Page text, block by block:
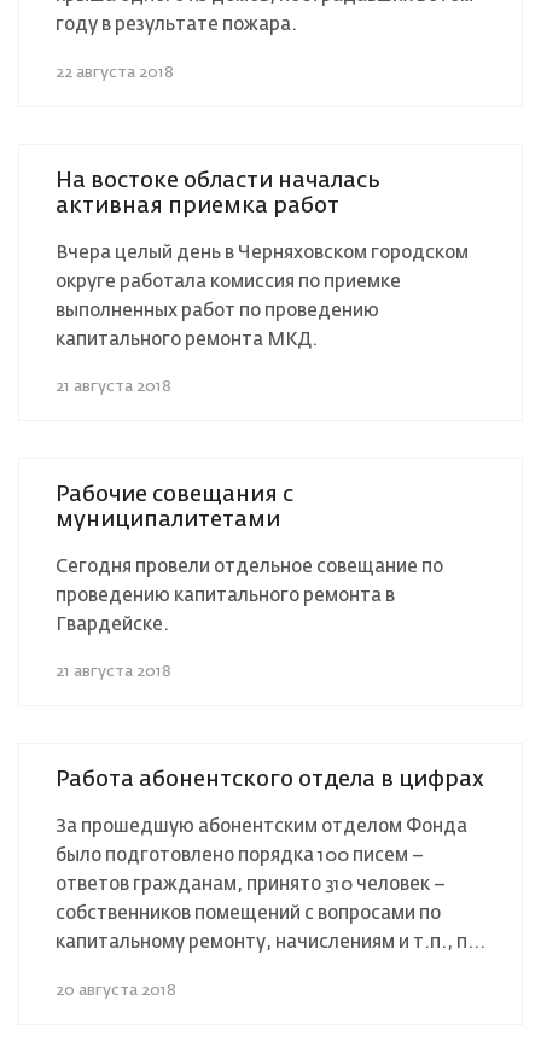
году в результате пожара.
22 августа 2018
На востоке области началась
активная приемка работ
Вчера целый день в Черняховском городском
округе работала комиссия по приемке
выполненных работ по проведению
капитального ремонта МКД.
21 августа 2018
Рабочие совещания с
муниципалитетами
Сегодня провели отдельное совещание по
проведению капитального ремонта в
Гвардейске.
21 августа 2018
Работа абонентского отдела в цифрах
За прошедшую абонентским отделом Фонда
было подготовлено порядка 100 писем –
ответов гражданам, принято 310 человек –
собственников помещений с вопросами по
капитальному ремонту, начислениям и т.п., п...
20 августа 2018